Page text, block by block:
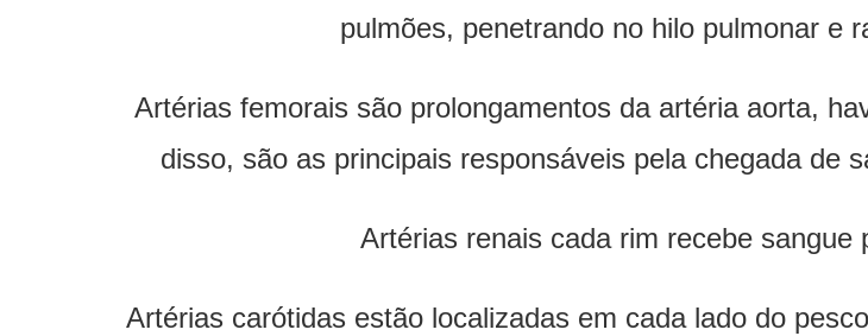
pulmões, penetrando no hilo pulmonar e
Artérias femorais são prolongamentos da artéria aorta,
disso, são as principais responsáveis pela chegada de
Artérias renais cada rim recebe sangue
Artérias carótidas estão localizadas em cada lado do